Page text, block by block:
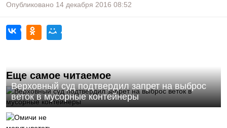
Опубликовано 14 декабря 2016 08:52
Еще самое читаемое
Верховный суд подтвердил запрет на выброс
веток в мусорные контейнеры